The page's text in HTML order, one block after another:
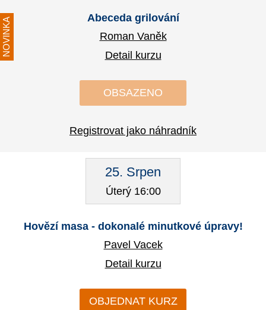
NOVINKA
Abeceda grilování
Roman Vaněk
Detail kurzu
OBSAZENO
Registrovat jako náhradník
25. Srpen
Úterý 16:00
Hovězí masa - dokonalé minutkové úpravy!
Pavel Vacek
Detail kurzu
OBJEDNAT KURZ